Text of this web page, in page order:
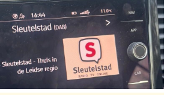
uur 1 van 0 Volgend uur